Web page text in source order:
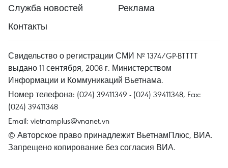
Служба новостей
Реклама
Контакты
Свидельство о регистрации СМИ № 1374/GP-BTTTT
выдано 11 сентября, 2008 г. Министерством
Информации и Коммуникаций Вьетнама.
Номер телефона: (024) 39411349 - (024) 39411348, Fax:
(024) 39411348
Email: vietnamplus@vnanet.vn
© Авторское право принадлежит ВьетнамПлюс, ВИА.
Запрещено копирование без согласия ВИА.